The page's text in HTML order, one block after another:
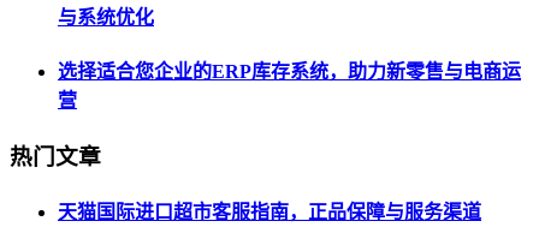
与系统优化
选择适合您企业的ERP库存系统，助力新零售与电商运
营
热门文章
天猫国际进口超市客服指南，正品保障与服务渠道